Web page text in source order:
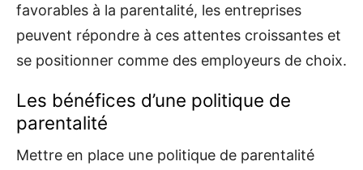
favorables à la parentalité, les entreprises
peuvent répondre à ces attentes croissantes et
se positionner comme des employeurs de choix.
Les bénéfices d’une politique de
parentalité
Mettre en place une politique de parentalité